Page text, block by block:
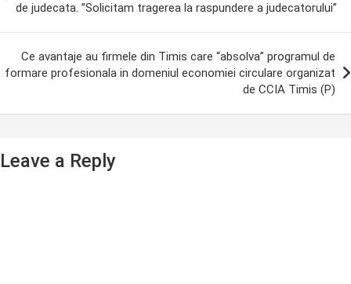
de judecata. ”Solicitam tragerea la raspundere a judecatorului”
Ce avantaje au firmele din Timis care “absolva” programul de
formare profesionala in domeniul economiei circulare organizat
de CCIA Timis (P)
Leave a Reply